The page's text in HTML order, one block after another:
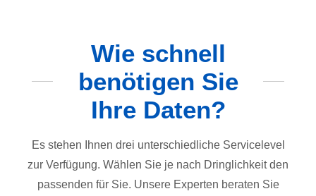
Wie schnell
benötigen Sie
Ihre Daten?
Es stehen Ihnen drei unterschiedliche Servicelevel
zur Verfügung. Wählen Sie je nach Dringlichkeit den
passenden für Sie. Unsere Experten beraten Sie